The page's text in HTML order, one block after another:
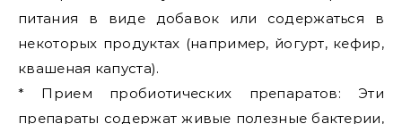
питания в виде добавок или содержаться в
некоторых продуктах (например, йогурт, кефир,
квашеная капуста).
* Прием пробиотических препаратов: Эти
препараты содержат живые полезные бактерии,